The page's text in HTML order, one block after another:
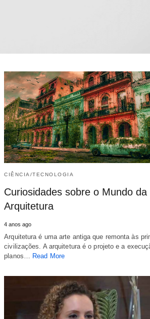
CIÊNCIA/TECNOLOGIA
Curiosidades sobre o Mundo da
Arquitetura
4 anos ago
Arquitetura é uma arte antiga que remonta às
civilizações. A arquitetura é o projeto e a
planos…
Read More